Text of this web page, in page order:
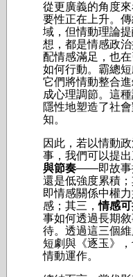
從更廣義的角度
要性正在上升。
域，但情動理論
想，都是情感政
配情感滿足，也
如何行動。霸總
它們將情動整合
成心理調節。這
隱性地塑造了社
知。
因此，若以情動
事，我們可以提
與節奏——即故事
還是低強度累積；
即情感關係中權
感；其三，情感
事如何透過長期
待。透過這三個
短劇與《逐玉》
情動運作。